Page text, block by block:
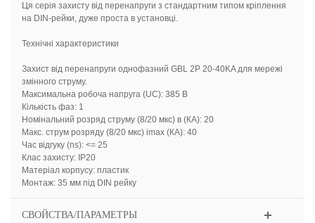
Ця серія захисту від перенапруги з стандартним типом кріплення
на DIN-рейки, дуже проста в установці.
Технічні характеристики
Захист від перенапруги однофазний GBL 2P 20-40KA для мережі
змінного струму.
Максимальна робоча напруга (UC): 385 В
Кількість фаз: 1
Номінальний розряд струму (8/20 мкс) в (КА): 20
Макс. струм розряду (8/20 мкс) imax (КА): 40
Час відгуку (ns): <= 25
Клас захисту: IP20
Матеріал корпусу: пластик
Монтаж: 35 мм під DIN рейку
СВОЙСТВА/ПАРАМЕТРЫ